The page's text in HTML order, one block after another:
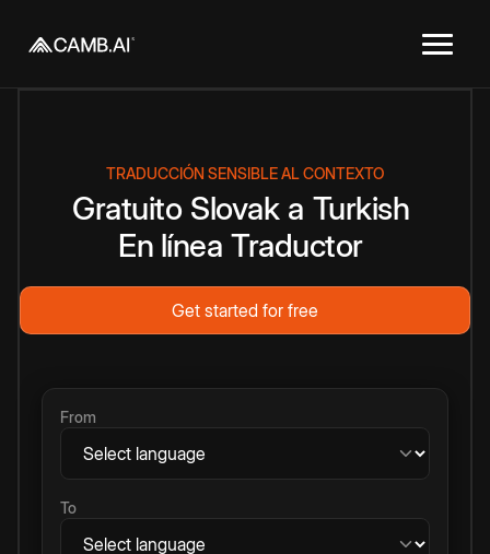
TRADUCCIÓN SENSIBLE AL CONTEXTO
Gratuito Slovak a Turkish
En línea Traductor
Get started for free
From
To